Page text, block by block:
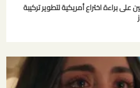
براءة اختراع أمريكية لتطوير تركيبة